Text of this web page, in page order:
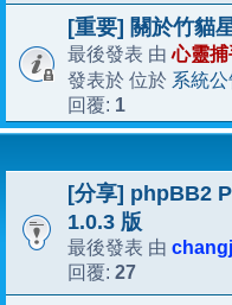
[重要] 關於竹貓
最後發表 由心靈捕
發表於 位於 系統
回覆: 1
[分享] phpBB2
1.0.3 版
最後發表 由
回覆: 27